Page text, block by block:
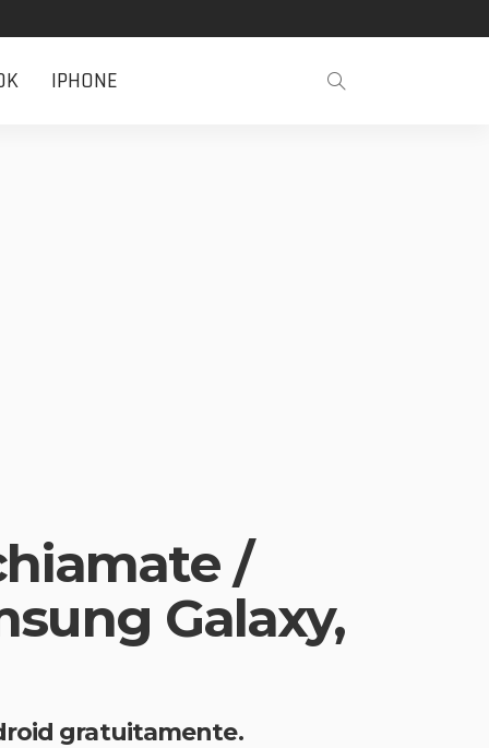
IPHONE
/
Galaxy,
gratuitamente.